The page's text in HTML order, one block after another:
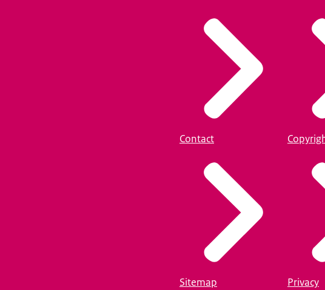
Contact
Sitemap Privacy